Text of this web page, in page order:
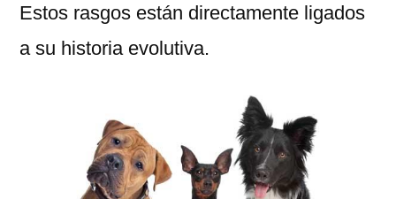
Estos rasgos están directamente ligados
a su historia evolutiva.